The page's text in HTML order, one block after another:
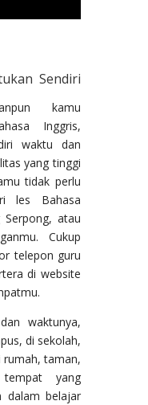
Sendiri
kamu
Inggris,
waktu dan
yang tinggi
tidak perlu
les Bahasa
atau
Cukup
telepon guru
di website
waktunya,
di sekolah,
taman,
yang
dalam belajar